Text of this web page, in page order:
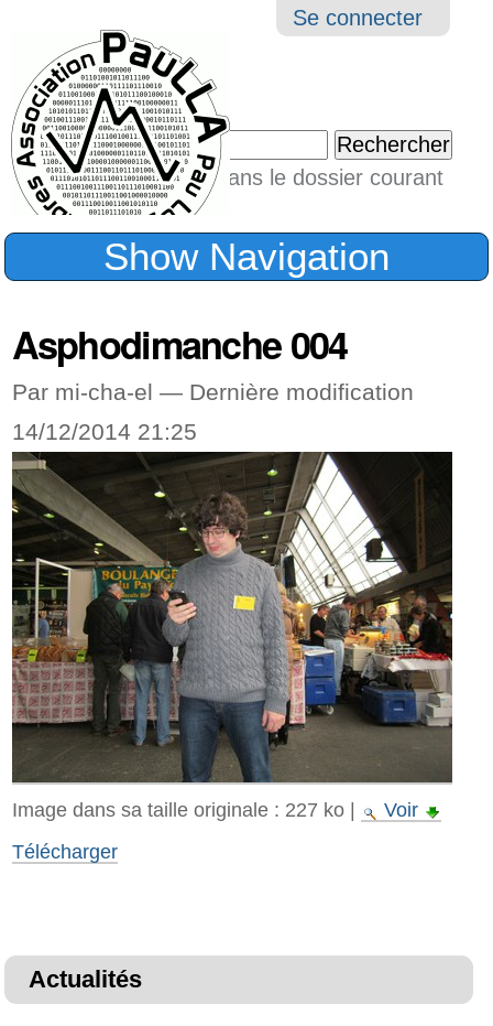
Outils
Se connecter
Chercher par
Seulement dans le dossier courant
Recherche
Show Navigation
Asphodimanche 004
Par mi-cha-el — Dernière modification
14/12/2014 21:25
Image dans sa taille originale : 227 ko|
Voir
Télécharger
Actualités